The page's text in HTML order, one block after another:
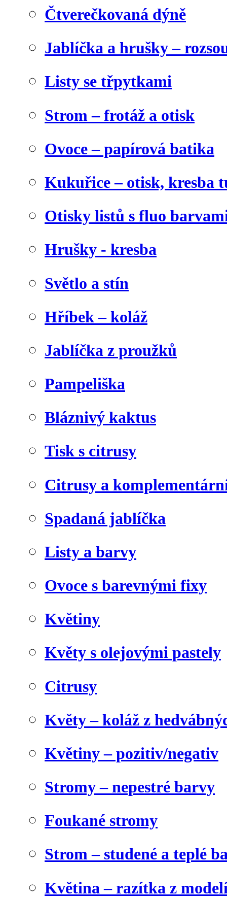
Čtverečkovaná dýně
Jablíčka a hrušky –
Listy se třpytkami
Strom – frotáž a otisk
Ovoce – papírová batika
Kukuřice – otisk, kresba
Otisky listů s fluo
Hrušky - kresba
Světlo a stín
Hříbek – koláž
Jablíčka z proužků
Pampeliška
Bláznivý kaktus
Tisk s citrusy
Citrusy a
Spadaná jablíčka
Listy a barvy
Ovoce s barevnými fixy
Květiny
Květy s olejovými pastely
Citrusy
Květy – koláž z
Květiny – pozitiv/negativ
Stromy – nepestré barvy
Foukané stromy
Strom – studené a teplé
Květina – razítka z